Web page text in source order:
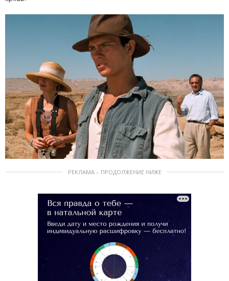
РЕКЛАМА – ПРОДОЛЖЕНИЕ НИЖЕ